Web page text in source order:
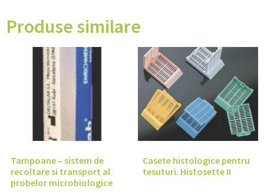
Produse similare
Tampoane – sistem de
recoltare si transport al
probelor microbiologice
Casete histologice pentru
tesuturi. Histosette II